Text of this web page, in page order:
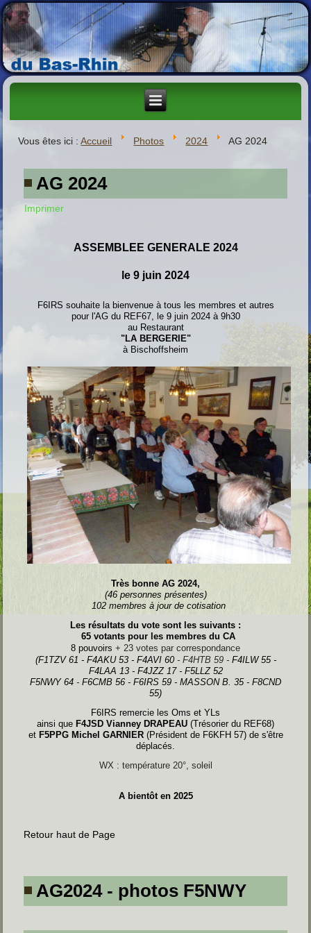
Vous êtes ici :Accueil Photos 2024 AG 2024
AG 2024
Imprimer
ASSEMBLEE GENERALE 2024
le 9 juin 2024
F6IRS souhaite la bienvenue à tous les membres et autres
pour l'AG du REF67, le 9 juin 2024 à 9h30
au Restaurant
"LA BERGERIE"
à Bischoffsheim
Très bonne AG 2024,
(46 personnes présentes)
102 membres à jour de cotisation
Les résultats du vote sont les suivants :
65 votants pour les membres du CA
8 pouvoirs + 23 votes par correspondance
(F1TZV 61 - F4AKU 53 - F4AVI 60 - F4HTB 59 - F4ILW 55 -
F4LAA 13 - F4JZZ 17 - F5LLZ 52
F5NWY 64 - F6CMB 56 - F6IRS 59 - MASSON B. 35 - F8CND
55)
F6IRS remercie les Oms et YLs
ainsi que F4JSD Vianney DRAPEAU (Trésorier du REF68)
et F5PPG Michel GARNIER(Président de F6KFH 57) de s'être
déplacés.
WX : température 20°, soleil
A bientôt en 2025
Retour haut de Page
AG2024 - photos F5NWY